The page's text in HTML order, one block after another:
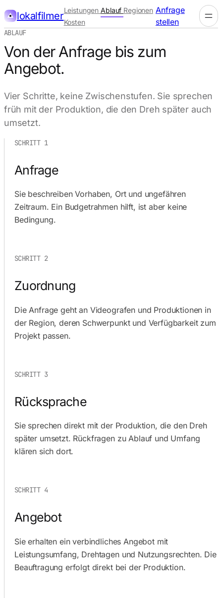
lokalfilmerLeistungenAblauf Regionen
Kosten
Anfrage
stellen
ABLAUF
Von der Anfrage bis zum
Angebot.
Vier Schritte, keine Zwischenstufen. Sie sprechen
früh mit der Produktion, die den Dreh später auch
umsetzt.
SCHRITT 1
Anfrage
Sie beschreiben Vorhaben, Ort und ungefähren
Zeitraum. Ein Budgetrahmen hilft, ist aber keine
Bedingung.
SCHRITT 2
Zuordnung
Die Anfrage geht an Videografen und Produktionen in
der Region, deren Schwerpunkt und Verfügbarkeit zum
Projekt passen.
SCHRITT 3
Rücksprache
Sie sprechen direkt mit der Produktion, die den Dreh
später umsetzt. Rückfragen zu Ablauf und Umfang
klären sich dort.
SCHRITT 4
Angebot
Sie erhalten ein verbindliches Angebot mit
Leistungsumfang, Drehtagen und Nutzungsrechten. Die
Beauftragung erfolgt direkt bei der Produktion.